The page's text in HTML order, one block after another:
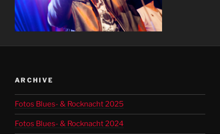
ARCHIVE
Fotos Blues- & Rocknacht 2025
Fotos Blues- & Rocknacht 2024